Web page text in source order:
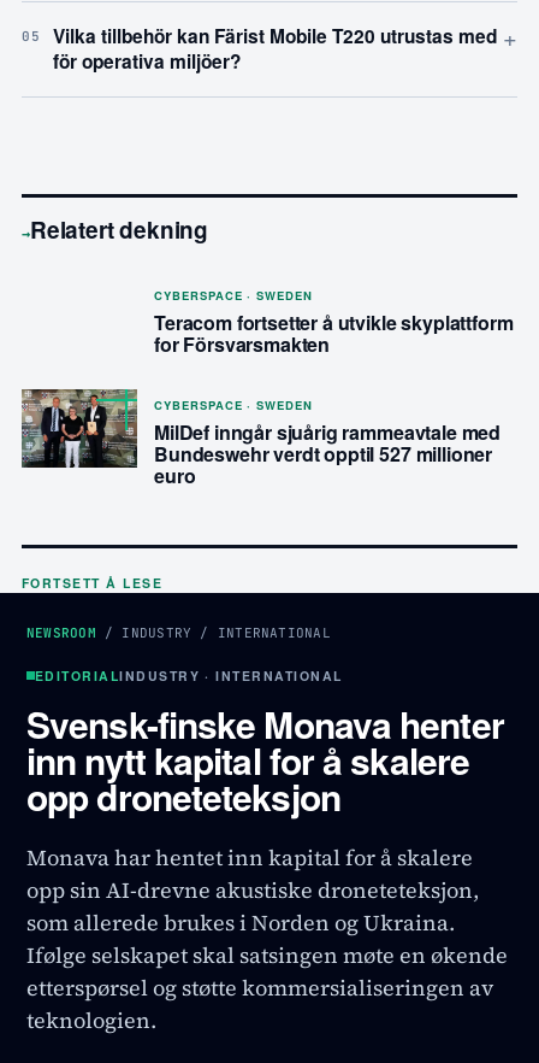
05
Vilka tillbehör kan Färist Mobile T220 utrustas med
för operativa miljöer?
+
→Relatert dekning
CYBERSPACE · SWEDEN
Teracom fortsetter å utvikle skyplattform
for Försvarsmakten
CYBERSPACE · SWEDEN
MilDef inngår sjuårig rammeavtale med
Bundeswehr verdt opptil 527 millioner
euro
FORTSETT Å LESE
NEWSROOM / INDUSTRY / INTERNATIONAL
EDITORIALINDUSTRY · INTERNATIONAL
Svensk-finske Monava henter
inn nytt kapital for å skalere
opp droneteteksjon
Monava har hentet inn kapital for å skalere
opp sin AI-drevne akustiske droneteteksjon,
som allerede brukes i Norden og Ukraina.
Ifølge selskapet skal satsingen møte en økende
etterspørsel og støtte kommersialiseringen av
teknologien.